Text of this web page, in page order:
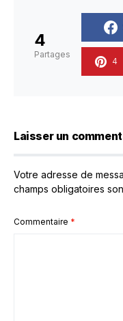
4
Partages
4
Laisser un
Votre adresse de
champs obligatoires
Commentaire *